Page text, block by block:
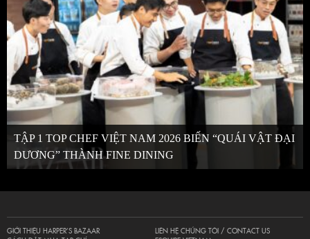
TẬP 1 TOP CHEF VIỆT NAM 2026 BIẾN “QUÁI VẬT ĐẠI
DƯƠNG” THÀNH FINE DINING
GIỚI THIỆU HARPER’S BAZAAR
LIÊN HỆ CHÚNG TÔI / CONTACT US